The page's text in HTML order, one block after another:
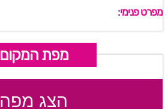
מפרט פנימי:
מפת המקום
הצג מפה